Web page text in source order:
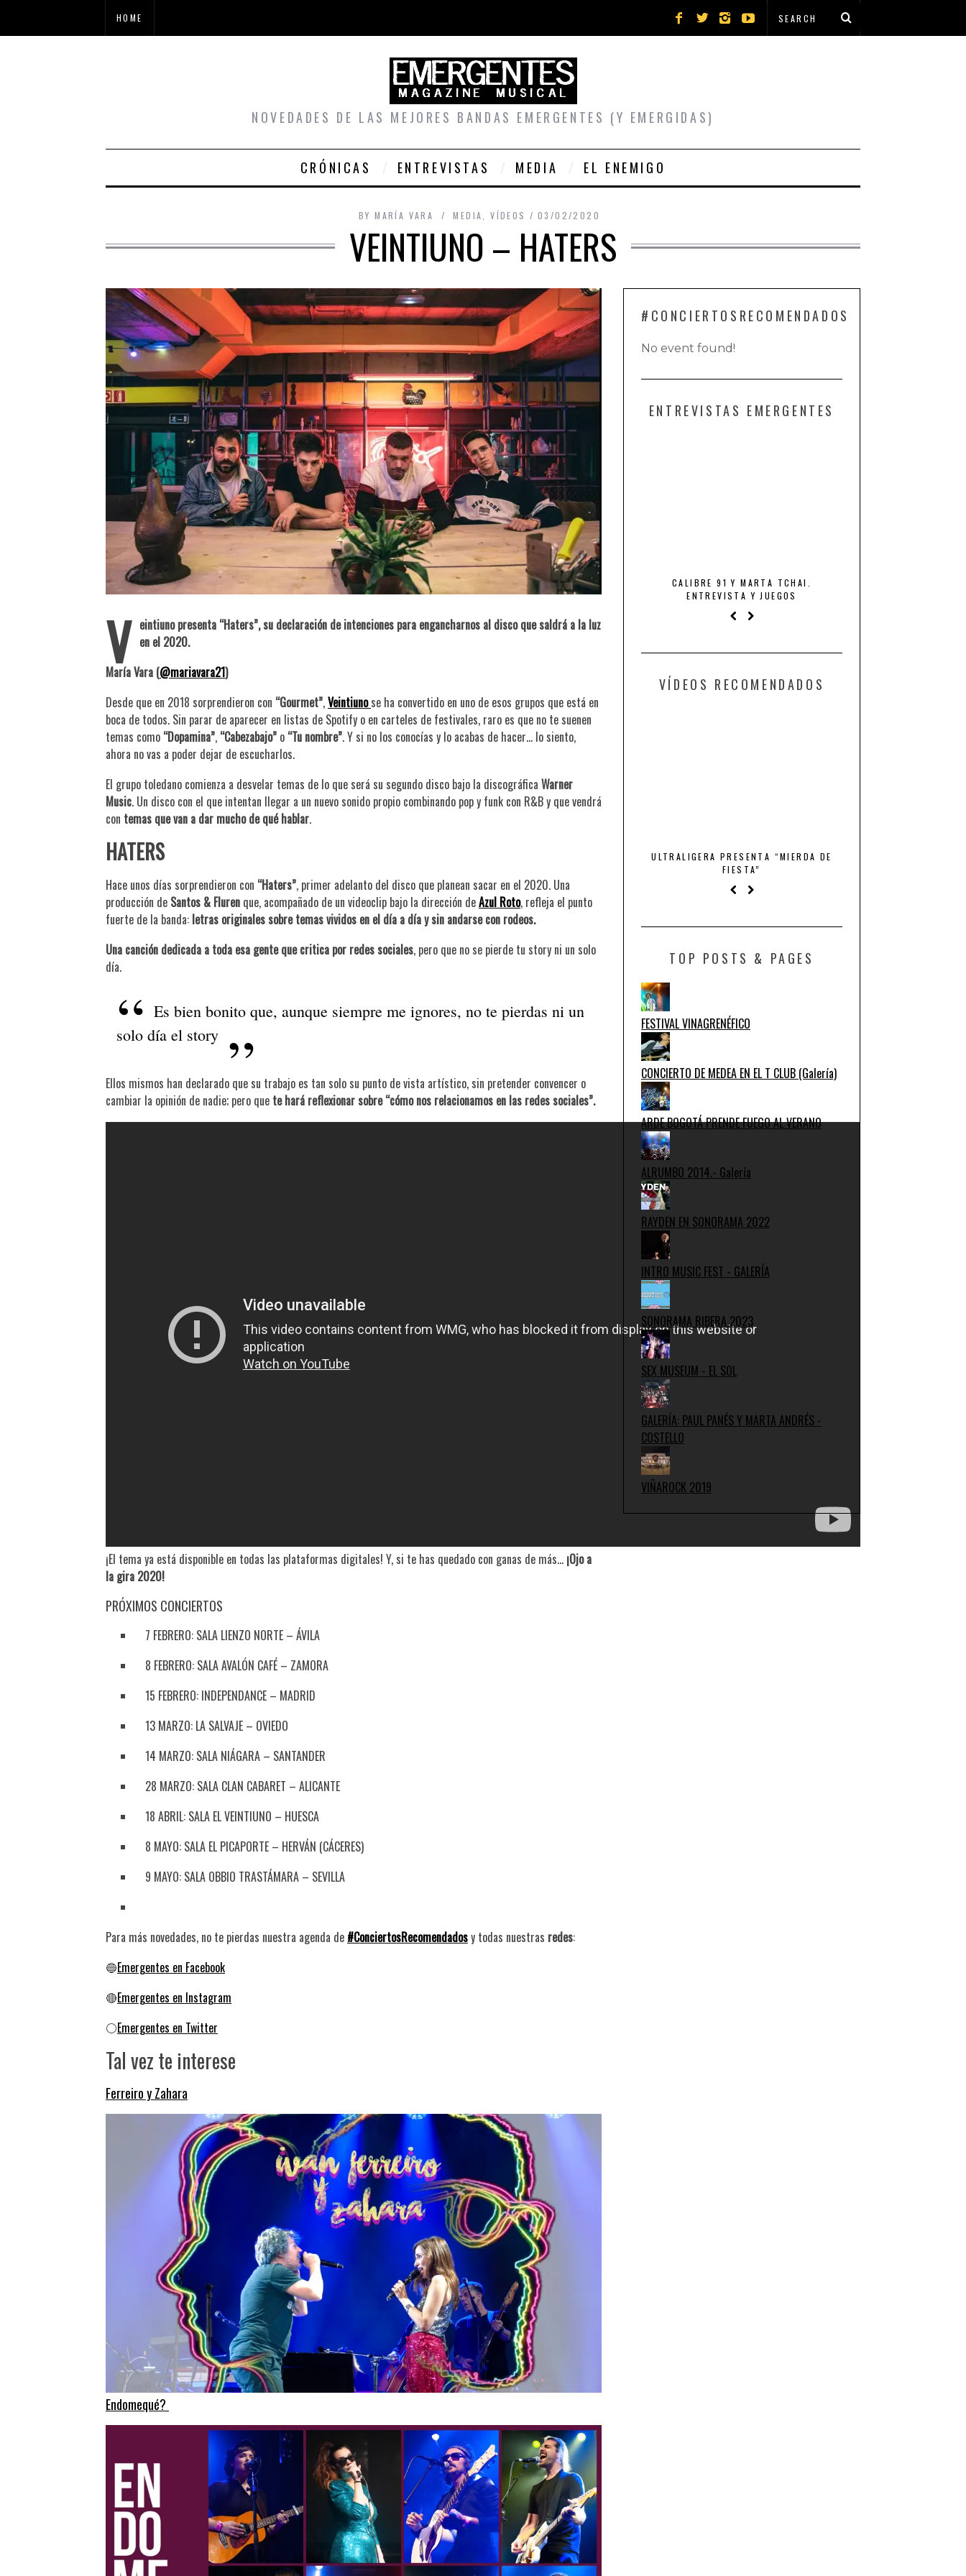
HOME
NOVEDADES DE LAS MEJORES BANDAS EMERGENTES (Y EMERGIDAS)
CRÓNICAS ENTREVISTAS MEDIA EL ENEMIGO
BY MARÍA VARA MEDIA ,VÍDEOS 03/02/2020
VEINTIUNO – HATERS
V eintiuno presenta “Haters”, su declaración de intenciones para engancharnos al disco que saldrá a la luz
en el 2020.
María Vara (@mariavara21)
Desde que en 2018 sorprendieron con “Gourmet”,Veintiunose ha convertido en uno de esos grupos que está en
boca de todos. Sin parar de aparecer en listas de Spotify o en carteles de festivales, raro es que no te suenen
temas como “Dopamina”, “Cabezabajo” o “Tu nombre”. Y si no los conocías y lo acabas de hacer… lo siento,
ahora no vas a poder dejar de escucharlos.
El grupo toledano comienza a desvelar temas de lo que será su segundo disco bajo la discográfica Warner
Music. Un disco con el que intentan llegar a un nuevo sonido propio combinando pop y funk con R&B y que vendrá
con temas que van a dar mucho de qué hablar.
HATERS
Hace unos días sorprendieron con “Haters”, primer adelanto del disco que planean sacar en el 2020. Una
producción de Santos & Fluren que, acompañado de un videoclip bajo la dirección deAzul Roto, refleja el punto
fuerte de la banda: letras originales sobre temas vividos en el día a día y sin andarse con rodeos.
Una canción dedicada a toda esa gente que critica por redes sociales, pero que no se pierde tu story ni un solo
día.
Es bien bonito que, aunque siempre me ignores, no te pierdas ni un
solo día el story
Ellos mismos han declarado que su trabajo es tan solo su punto de vista artístico, sin pretender convencer o
cambiar la opinión de nadie; pero que te hará reflexionar sobre “cómo nos relacionamos en las redes sociales”.
¡El tema ya está disponible en todas las plataformas digitales! Y, si te has quedado con ganas de más… ¡Ojo a
la gira 2020!
PRÓXIMOS CONCIERTOS
7 FEBRERO: SALA LIENZO NORTE – ÁVILA
8 FEBRERO: SALA AVALÓN CAFÉ – ZAMORA
15 FEBRERO: INDEPENDANCE – MADRID
13 MARZO: LA SALVAJE – OVIEDO
14 MARZO: SALA NIÁGARA – SANTANDER
28 MARZO: SALA CLAN CABARET – ALICANTE
18 ABRIL: SALA EL VEINTIUNO – HUESCA
8 MAYO: SALA EL PICAPORTE – HERVÁN (CÁCERES)
9 MAYO: SALA OBBIO TRASTÁMARA – SEVILLA
Para más novedades, no te pierdas nuestra agenda de #ConciertosRecomendadosy todas nuestras redes:
🔵Emergentes en Facebook
🔴Emergentes en Instagram
⚪Emergentes en Twitter
Tal vez te interese
Ferreiro y Zahara
Endomequé?
#CONCIERTOSRECOMENDADOS
No event found!
ENTREVISTAS EMERGENTES
BELUGA PRESENTA “TIEMPO DE LEONES”
CALIBRE 91 Y MARTA TCHAI.
ENTREVISTA Y JUEGOS
THE ROYAL FLASH Y HERMANA FURIA,
LOCURA DE LA BUENA
VÍDEOS RECOMENDADOS
QUINTO ELEMENTO – CRISTALES DE TU
BOCA
TOP POSTS & PAGES
FESTIVAL VINAGRENÉFICO
CONCIERTO DE MEDEA EN EL T CLUB (Galería)
ARDE BOGOTÁ PRENDE FUEGO AL VERANO
ALRUMBO 2014.- Galería
RAYDEN EN SONORAMA 2022
INTRO MUSIC FEST - GALERÍA
SONORAMA RIBERA 2023
SEX MUSEUM - EL SOL
GALERÍA: PAUL PANÉS Y MARTA ANDRÉS -
COSTELLO
VIÑAROCK 2019